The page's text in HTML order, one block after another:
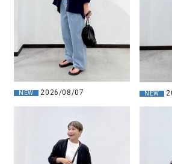
NEW 2026/08/07 NEW